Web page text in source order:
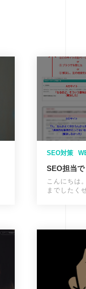
SEO対策
SEO担当
こんにちは
までしたく